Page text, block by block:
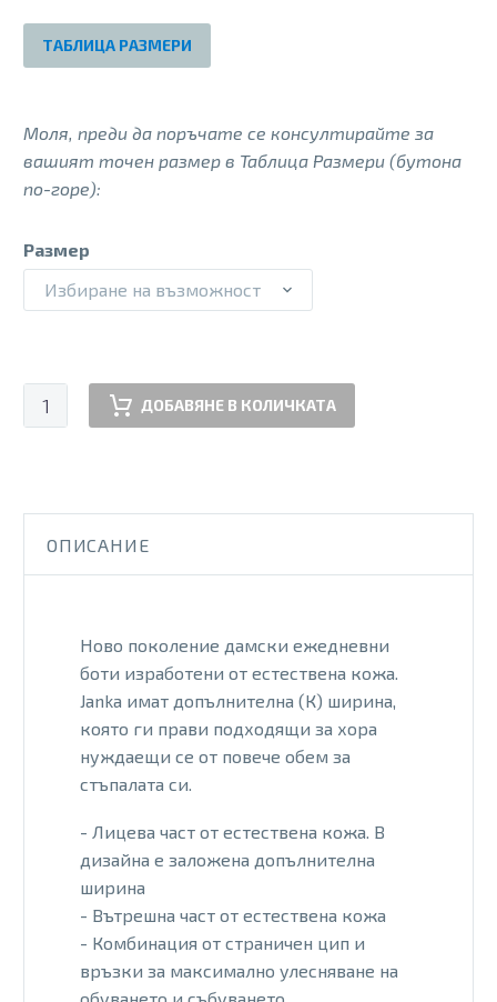
145.00 €.
ТАБЛИЦА РАЗМЕРИ
Моля, преди да поръчате се консултирайте за
вашият точен размер в Таблица Размери (бутона
по-горе):
Размер
Избиране на възможност
количество
за
BLK
ДОБАВЯНЕ В КОЛИЧКАТА
ОПИСАНИЕ
Ново поколение дамски ежедневни
боти изработени от естествена кожа.
Janka имат допълнителна (К) ширина,
която ги прави подходящи за хора
нуждаещи се от повече обем за
стъпалата си.
- Лицева част от естествена кожа. В
дизайна е заложена допълнителна
ширина
- Вътрешна част от естествена кожа
- Комбинация от страничен цип и
връзки за максимално улесняване на
обуването и събуването.